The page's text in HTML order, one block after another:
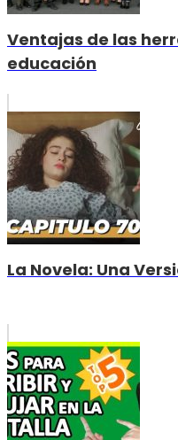
Ventajas de las
educación
La Novela: Una